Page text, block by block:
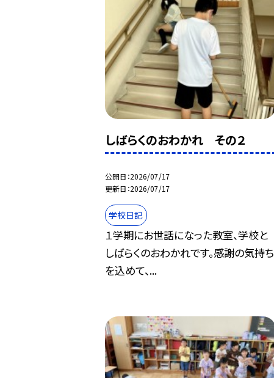
しばらくのおわかれ その２
公開日 2026/07/17
更新日 2026/07/17
学校日記
１学期にお世話になった教室、学校と
しばらくのおわかれです。感謝の気持ち
を込めて、...